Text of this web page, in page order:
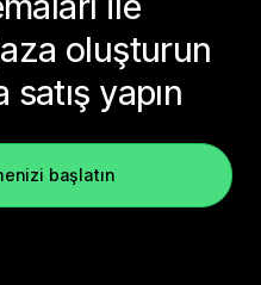
oluşturun
yapın
başlatın